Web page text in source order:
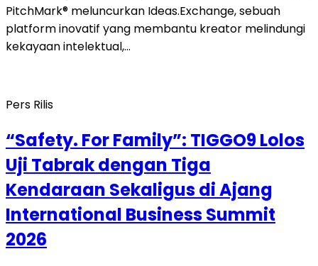
PitchMark® meluncurkan Ideas.Exchange, sebuah
platform inovatif yang membantu kreator melindungi
kekayaan intelektual,…
Pers Rilis
“Safety. For Family”: TIGGO9 Lolos
Uji Tabrak dengan Tiga
Kendaraan Sekaligus di Ajang
International Business Summit
2026